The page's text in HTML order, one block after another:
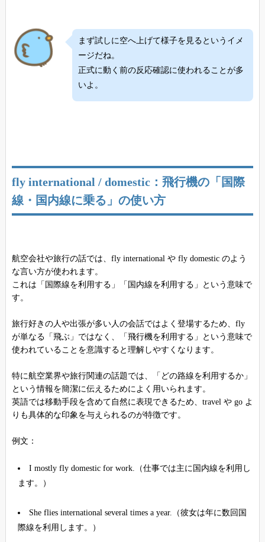
まず試しに空へ上げて様子を見るというイメ
ージだね。
正式に動く前の反応確認に使われることが多
いよ。
fly international / domestic：飛行機の「国際
線・国内線に乗る」の使い方
航空会社や旅行の話では、fly international や fly domestic のよう
な言い方が使われます。
これは「国際線を利用する」「国内線を利用する」という意味で
す。
旅行好きの人や出張が多い人の会話ではよく登場するため、fly
が単なる「飛ぶ」ではなく、「飛行機を利用する」という意味で
使われていることを意識すると理解しやすくなります。
特に航空業界や旅行関連の話題では、「どの路線を利用するか」
という情報を簡潔に伝えるためによく用いられます。
英語では移動手段を含めて自然に表現できるため、travel や go よ
りも具体的な印象を与えられるのが特徴です。
例文：
I mostly fly domestic for work.（仕事では主に国内線を利用し
ます。）
She flies international several times a year.（彼女は年に数回国
際線を利用します。）